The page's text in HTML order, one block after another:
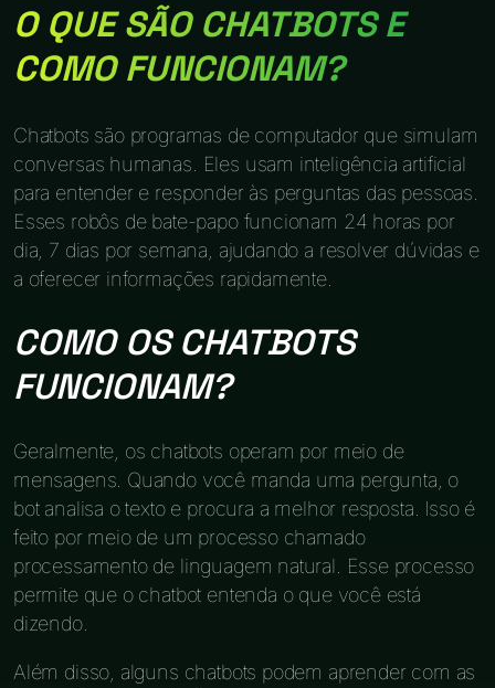
O QUE SÃO CHATBOTS E
COMO FUNCIONAM?
Chatbots são programas de computador que simulam
conversas humanas. Eles usam inteligência artificial
para entender e responder às perguntas das pessoas.
Esses robôs de bate-papo funcionam 24 horas por
dia, 7 dias por semana, ajudando a resolver dúvidas e
a oferecer informações rapidamente.
COMO OS CHATBOTS
FUNCIONAM?
Geralmente, os chatbots operam por meio de
mensagens. Quando você manda uma pergunta, o
bot analisa o texto e procura a melhor resposta. Isso é
feito por meio de um processo chamado
processamento de linguagem natural. Esse processo
permite que o chatbot entenda o que você está
dizendo.
Além disso, alguns chatbots podem aprender com as